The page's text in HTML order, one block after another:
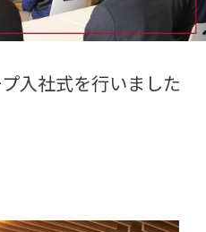
入社式を行いました